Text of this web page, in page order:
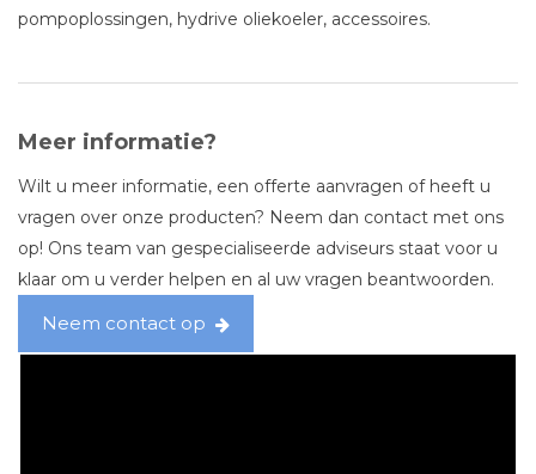
pompoplossingen, hydrive oliekoeler, accessoires.
Meer informatie?
Wilt u meer informatie, een offerte aanvragen of heeft u
vragen over onze producten? Neem dan contact met ons
op! Ons team van gespecialiseerde adviseurs staat voor u
klaar om u verder helpen en al uw vragen beantwoorden.
Neem contact op